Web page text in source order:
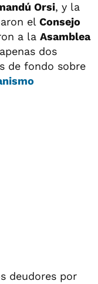
Orsi, y la
el Consejo
a la Asamblea
dos
de fondo sobre
deudores por